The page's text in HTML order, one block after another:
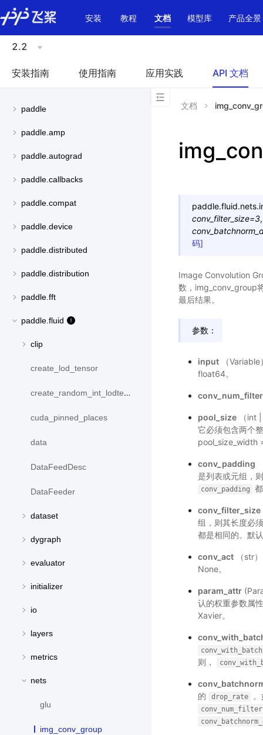
\u200E
安装
教程 文档 模型库 产品全景
2.2
安装指南 使用指南 应用实践 API 文档
paddle
paddle.amp
paddle.autograd
paddle.callbacks
paddle.compat
paddle.device
paddle.distributed
paddle.distribution
paddle.fft
paddle.fluid
clip
create_lod_tensor
create_random_int_lodtensor
cuda_pinned_places
data
DataFeedDesc
DataFeeder
dataset
dygraph
evaluator
initializer
io
layers
metrics
nets
glu
img_conv_group
文档
paddle.fluid.nets.
conv_filter_size=3
码]
Image Convolution
数，img_conv_group
最后结果。
参数：
input（Variable
float64。
conv_num_filter
pool_size（int |
它必须包含两个
pool_size_width
conv_padding
是列表或元组，
conv_padding
conv_filter_size
组，则其长度必
都是相同的。默
conv_act（str）
None。
param_attr
认的权重参数属
Xavier。
则，
的
drop_rate
conv_num_filter